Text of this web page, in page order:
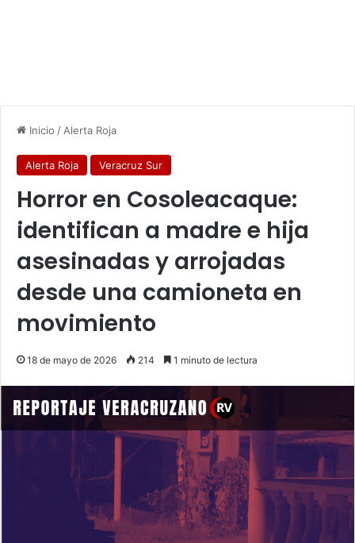
Inicio / Alerta Roja
Alerta Roja Veracruz Sur
Horror en Cosoleacaque:
identifican a madre e hija
asesinadas y arrojadas
desde una camioneta en
movimiento
18 de mayo de 2026 214 1 minuto de lectura